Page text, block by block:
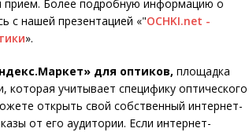
прием. Более подробную информацию о
с нашей презентацией «"OCHKI.net -
».
для оптиков, площадка
учитывает специфику оптического
открыть свой собственный интернет-
от его аудитории. Если интернет-